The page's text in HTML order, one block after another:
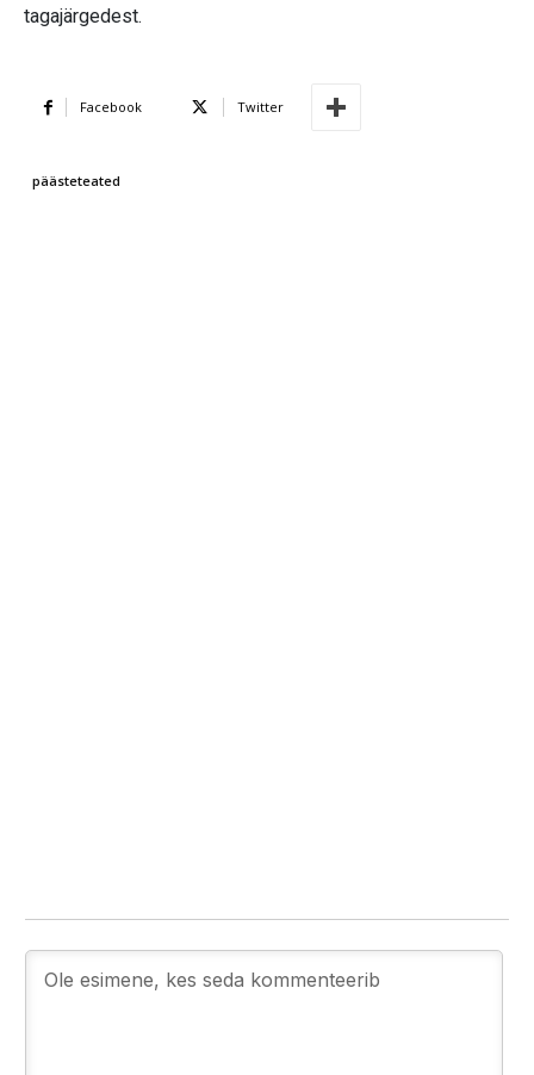
tagajärgedest.
Facebook Twitter
päästeteated